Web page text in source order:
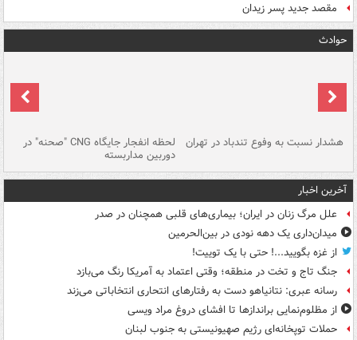
مقصد جدید پسر زیدان
حوادث
هشدار نسبت به وفوع تندباد در تهران لحظه انفجار جایگاه CNG "صحنه" در
دوربین مداربسته
آخرین اخبار
علل مرگ زنان در ایران؛ بیماری‌های قلبی همچنان در صدر
میدان‌داری یک دهه نودی در بین‌الحرمین
از غزه بگویید...! حتی با یک توییت!
جنگ تاج و تخت در منطقه؛ وقتی اعتماد به آمریکا رنگ می‌بازد
رسانه عبری: نتانیاهو دست به رفتارهای انتحاری انتخاباتی می‌زند
از مظلوم‌نمایی براندازها تا افشای دروغ مراد ویسی
حملات توپخانه‌ای رژیم صهیونیستی به جنوب لبنان